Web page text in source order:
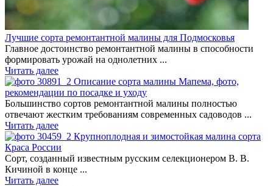
Лучшие сорта ремонтантной малины для Подмосковья
Главное достоинство ремонтантной малины в способности
формировать урожай на однолетних ...
Читать далее
Описание сорта малины Мапема, фото,
рекомендации по посадке и уходу
Большинство сортов ремонтантной малины полностью
отвечают жестким требованиям современных садоводов ...
Читать далее
Крупноплодная и зимостойкая малина сорта
Краса России
Сорт, созданный известным русским селекционером В. В.
Кичиной в конце ...
Читать далее